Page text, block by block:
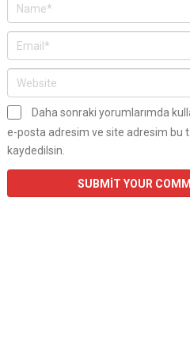
Daha sonraki yorumlarımda
e-posta adresim ve site adresim bu
kaydedilsin.